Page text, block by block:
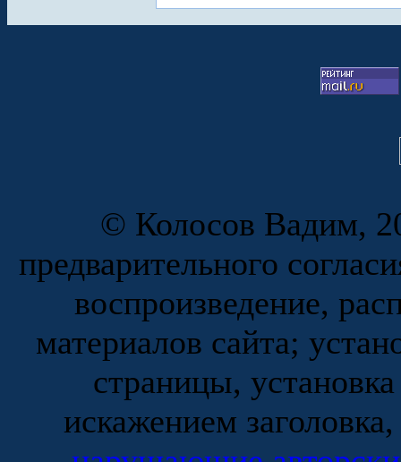
© Колосов Вадим,
предварительного
воспроизведение,
материалов сайта;
страницы,
искажением